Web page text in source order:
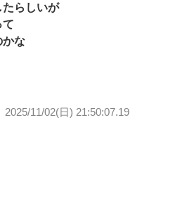
らしいが
て
かな
2025/11/02(日) 21:50:07.19